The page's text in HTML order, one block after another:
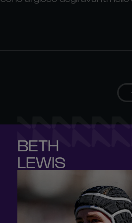
BETH
LEWIS